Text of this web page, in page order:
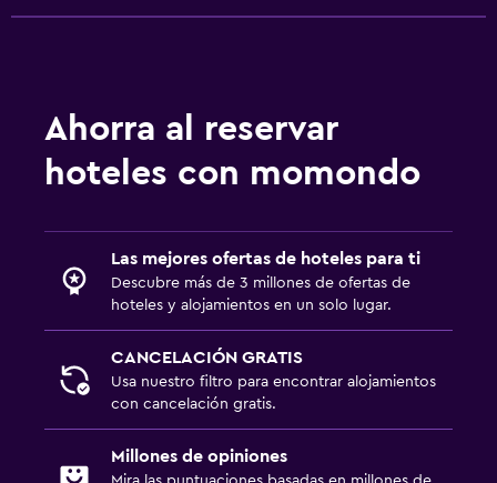
Ahorra al reservar
hoteles con momondo
Las mejores ofertas de hoteles para ti
Descubre más de 3 millones de ofertas de
hoteles y alojamientos en un solo lugar.
CANCELACIÓN GRATIS
Usa nuestro filtro para encontrar alojamientos
con cancelación gratis.
Millones de opiniones